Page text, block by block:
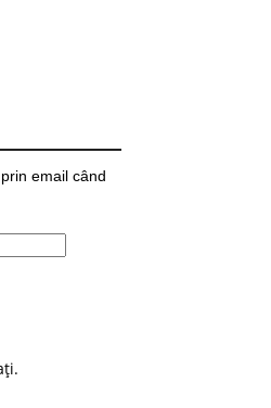
email când